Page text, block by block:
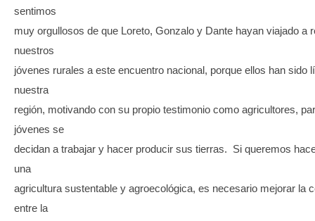
sentimos
muy orgullosos de que Loreto, Gonzalo y Dante hayan viajado a
nuestros
jóvenes rurales a este encuentro nacional, porque ellos han sido
nuestra
región, motivando con su propio testimonio como agricultores,
jóvenes se
decidan a trabajar y hacer producir sus tierras. Si queremos
una
agricultura sustentable y agroecológica, es necesario mejorar la
entre la